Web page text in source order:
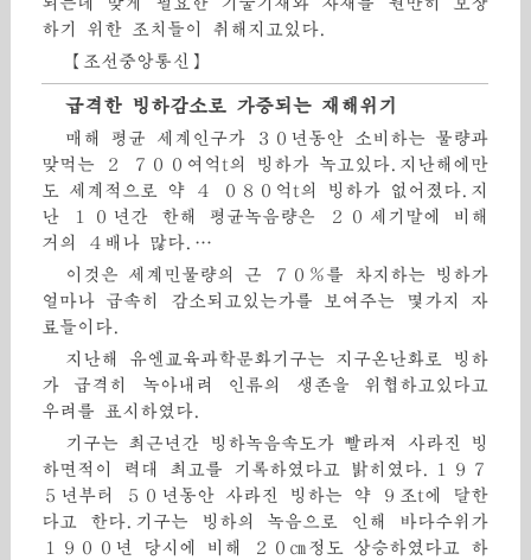
하기 위한 조치들이 취해지고있다.
【조선중앙통신】
급격한 빙하감소로 가증되는 재해위기
매해 평균 세계인구가 ３０년동안 소비하는 물량과
맞먹는 ２ ７００여억t의 빙하가 녹고있다.지난해에만
도 세계적으로 약 ４ ０８０억t의 빙하가 없어졌다.지
난 １０년간 한해 평균녹음량은 ２０세기말에 비해
거의 ４배나 많다.…
이것은 세계민물량의 근 ７０％를 차지하는 빙하가
얼마나 급속히 감소되고있는가를 보여주는 몇가지 자
료들이다.
지난해 유엔교육과학문화기구는 지구온난화로 빙하
가 급격히 녹아내려 인류의 생존을 위협하고있다고
우려를 표시하였다.
기구는 최근년간 빙하녹음속도가 빨라져 사라진 빙
하면적이 력대 최고를 기록하였다고 밝히였다.１９７
５년부터 ５０년동안 사라진 빙하는 약 ９조t에 달한
다고 한다.기구는 빙하의 녹음으로 인해 바다수위가
１９００년 당시에 비해 ２０㎝정도 상승하였다고 하